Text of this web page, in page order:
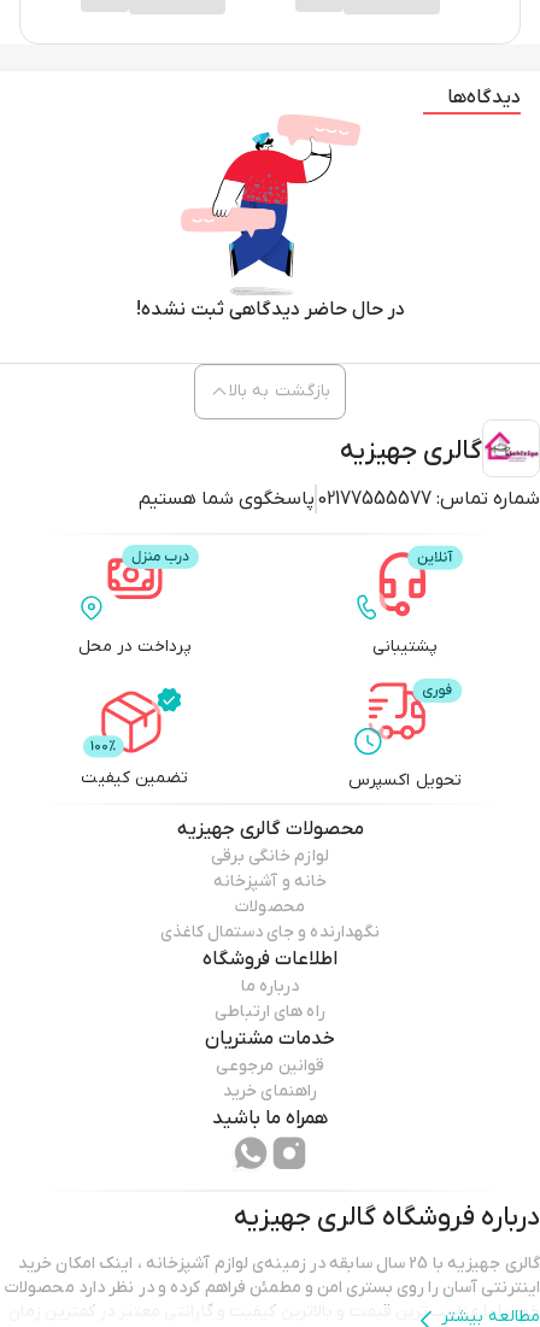
دیدگاه‌ها
در حال حاضر دیدگاهی ثبت نشده!
گالری جهیزیه
شماره تماس: 02177555577 پاسخگوی شما هستیم
بازگشت به بالا
پشتیبانی پرداخت در محل
تحویل اکسپرس تضمین کیفیت
محصولاتگالری جهیزیه
لوازم خانگی برقی
خانه و آشپزخانه
محصولات
نگهدارنده و جای دستمال کاغذی
اطلاعات فروشگاه
درباره ما
راه های ارتباطی
خدمات مشتریان
قوانین مرجوعی
راهنمای خرید
همراه ما باشید
درباره فروشگاه گالری جهیزیه
گالری جهیزیه با 25 سال سابقه در زمینه‌ی لوازم آشپزخانه ، اینک امکان خرید
اینترنتی آسان را روی بستری امن و مطمئن فراهم کرده و در نظر دارد محصولات
خود را با مناسب‌ترین قیمت و بالاترین کیفیت و گارانتی معتبر در کمترین زمان
مطالعه بیشتر